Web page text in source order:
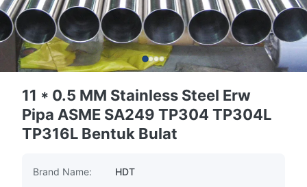
11 * 0.5 MM Stainless Steel Erw
Pipa ASME SA249 TP304 TP304L
TP316L Bentuk Bulat
Brand Name:
HDT